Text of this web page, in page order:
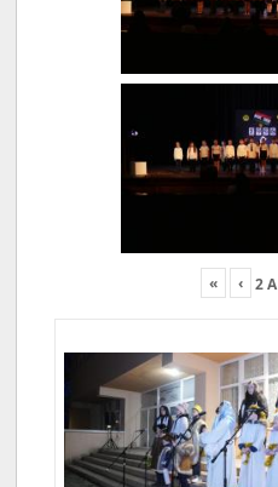
« ‹ 2A